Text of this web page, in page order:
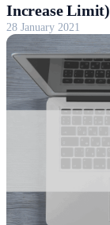
Increase Limit)
28 January 2021